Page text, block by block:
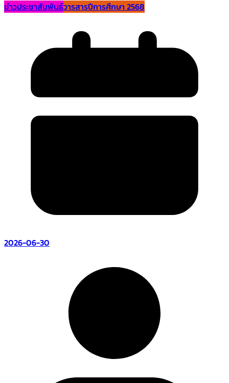
ข่าวประชาสัมพันธ์วารสารปีการศึกษา 2568
2026-06-30